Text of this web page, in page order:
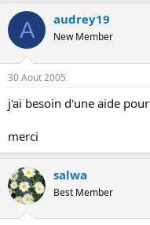
t
e
r
d
e
l
i
s
c
u
s
s
t
d
é
b
A audrey19
New Member
30 Aout 2005
j'ai besoin d'une aide
merci
salwa
Best Member